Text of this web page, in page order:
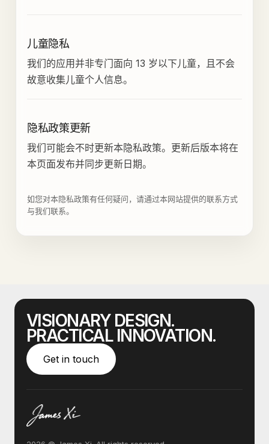
儿童隐私
我们的应用并非专门面向 13 岁以下儿童，且不会
故意收集儿童个人信息。
隐私政策更新
我们可能会不时更新本隐私政策。更新后版本将在
本页面发布并同步更新日期。
如您对本隐私政策有任何疑问，请通过本网站提供的联系方式
与我们联系。
VISIONARY DESIGN.
PRACTICAL INNOVATION.
Get in touch